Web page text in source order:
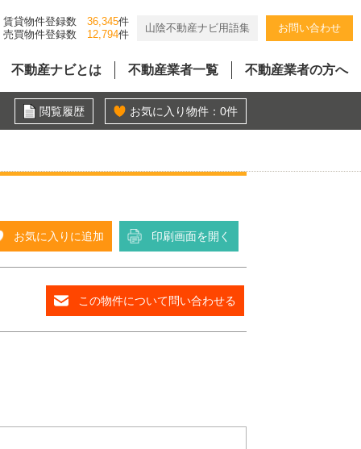
賃貸物件登録数 36,345件
売買物件登録数
12,794件
山陰不動産ナビ用語集 お問い合わせ
不動産ナビとは 不動産業者一覧 不動産業者の方へ
閲覧履歴 お気に入り物件： 0件
お気に入りに追加 印刷画面を開く
この物件について問い合わせる